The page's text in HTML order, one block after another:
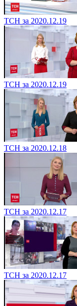
ТСН за 2020.12.19
ТСН за 2020.12.19
ТСН за 2020.12.18
ТСН за 2020.12.17
ТСН за 2020.12.17